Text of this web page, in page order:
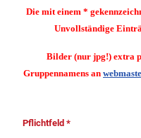
Die mit einem *
Unvollständige
Bilder (nur jpg!) extra
Gruppennamens an
Pflichtfeld *